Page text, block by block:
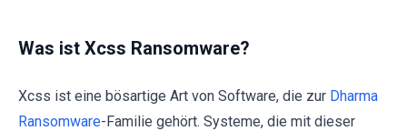
Was ist Xcss Ransomware?
Xcss ist eine bösartige Art von Software, die zur Dharma
Ransomware-Familie gehört. Systeme, die mit dieser